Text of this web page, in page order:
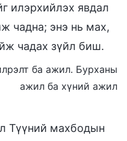
илэрхийлэх явдал
чадна; энэ нь мах,
чадах зүйл биш.
ба ажил. Бурханы
ажил ба хүний ажил
Түүний махбодын